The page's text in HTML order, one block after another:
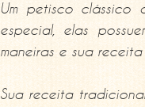
Um petisco clássico
especial, elas
maneiras e sua
Sua receita